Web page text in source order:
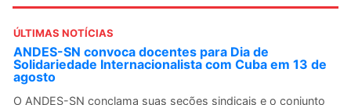
ÚLTIMAS NOTÍCIAS
ANDES-SN convoca docentes para Dia de
Solidariedade Internacionalista com Cuba em 13 de
agosto
O ANDES-SN conclama suas seções sindicais e o conjunto